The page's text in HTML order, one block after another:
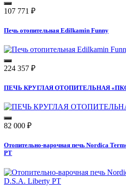
107 771 ₽
Печь отопительная Edilkamin Funny
224 357 ₽
ПЕЧЬ КРУГЛАЯ ОТОПИТЕЛЬНАЯ
82 000 ₽
Отопительно-варочная печь Nordica
PT